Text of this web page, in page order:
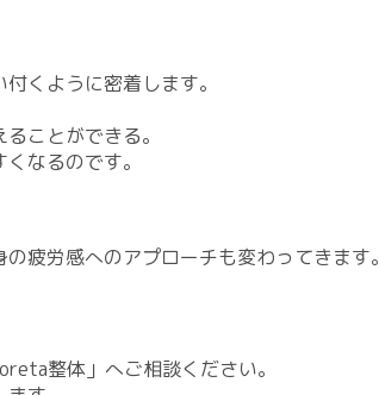
くように密着します。
ことができる。
なるのです。
疲労感へのアプローチも変わってきます。
整体」へご相談ください。